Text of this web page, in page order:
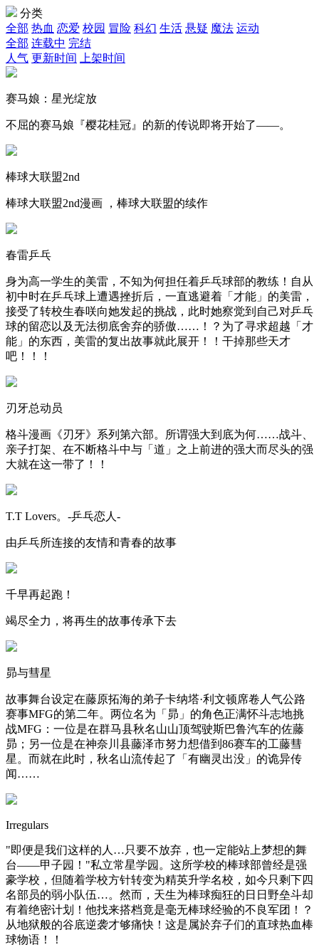
分类
全部 热血 恋爱 校园 冒险 科幻 生活 悬疑 魔法 运动
全部 连载中 完结
人气 更新时间 上架时间
赛马娘：星光绽放
不屈的赛马娘『樱花桂冠』的新的传说即将开始了——。
棒球大联盟2nd
棒球大联盟2nd漫画 ，棒球大联盟的续作
春雷乒乓
身为高一学生的美雷，不知为何担任着乒乓球部的教练！自从
初中时在乒乓球上遭遇挫折后，一直逃避着「才能」的美雷，
接受了转校生春咲向她发起的挑战，此时她察觉到自己对乒乓
球的留恋以及无法彻底舍弃的骄傲……！？为了寻求超越「才
能」的东西，美雷的复出故事就此展开！！干掉那些天才
吧！！！
刃牙总动员
格斗漫画《刃牙》系列第六部。所谓强大到底为何……战斗、
亲子打架、在不断格斗中与「道」之上前进的强大而尽头的强
大就在这一带了！！
T.T Lovers。-乒乓恋人-
由乒乓所连接的友情和青春的故事
千早再起跑！
竭尽全力，将再生的故事传承下去
昴与彗星
故事舞台设定在藤原拓海的弟子卡纳塔·利文顿席卷人气公路
赛事MFG的第二年。两位名为「昴」的角色正满怀斗志地挑
战MFG：一位是在群马县秋名山山顶驾驶斯巴鲁汽车的佐藤
昴；另一位是在神奈川县藤泽市努力想借到86赛车的工藤彗
星。而就在此时，秋名山流传起了「有幽灵出没」的诡异传
闻……
Irregulars
"即便是我们这样的人…只要不放弃，也一定能站上梦想的舞
台——甲子园！"私立常星学园。这所学校的棒球部曾经是强
豪学校，但随着学校方针转变为精英升学名校，如今只剩下四
名部员的弱小队伍…。然而，天生为棒球痴狂的日日野垒斗却
有着绝密计划！他找来搭档竟是毫无棒球经验的不良军团！？
从地狱般的谷底逆袭才够痛快！这是属於弃子们的直球热血棒
球物语！！